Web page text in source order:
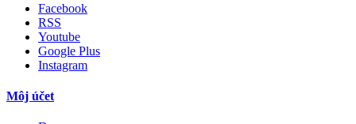
Facebook
RSS
Youtube
Google Plus
Instagram
Môj účet